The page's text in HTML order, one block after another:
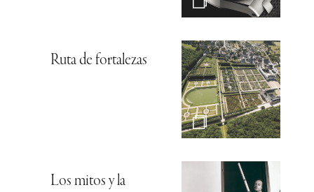
Ruta de fortalezas
Los mitos y la